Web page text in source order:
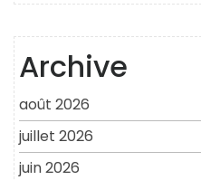
Archive
août 2026
juillet 2026
juin 2026